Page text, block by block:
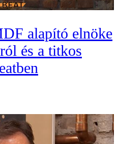
alapító elnöke
és a titkos